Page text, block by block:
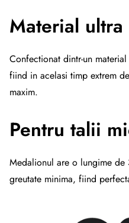
Material ultra
Confectionat dintr-un
fiind in acelasi timp extrem
maxim.
Pentru talii
Medalionul are o lungime
greutate minima, fiind